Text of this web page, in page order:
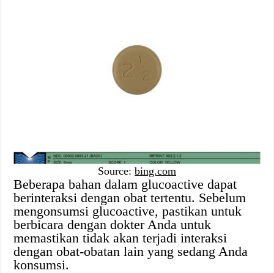
Source: bing.com
Beberapa bahan dalam glucoactive dapat
berinteraksi dengan obat tertentu. Sebelum
mengonsumsi glucoactive, pastikan untuk
berbicara dengan dokter Anda untuk
memastikan tidak akan terjadi interaksi
dengan obat-obatan lain yang sedang Anda
konsumsi.